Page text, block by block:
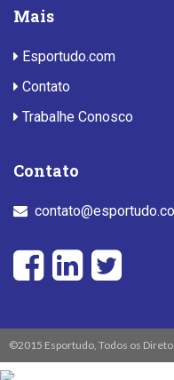
Mais
Esportudo.com
Contato
Trabalhe Conosco
Contato
©2015 Esportudo, Todos os